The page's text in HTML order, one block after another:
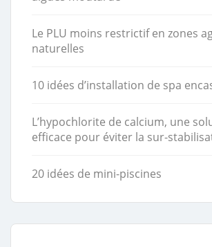
Le PLU moins restrictif en zones
naturelles
10 idées d’installation de spa
L’hypochlorite de calcium, une
efficace pour éviter la sur-
20 idées de mini-piscines